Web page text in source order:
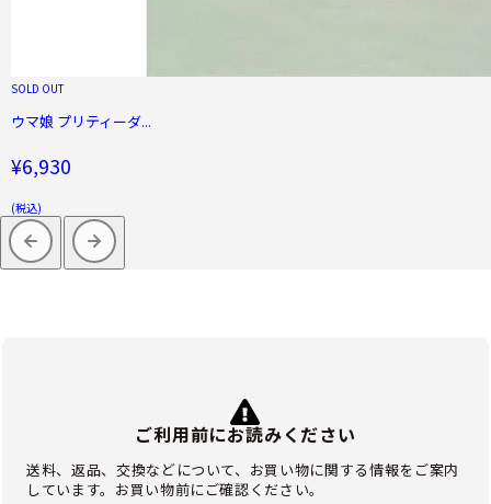
SOLD OUT
ウマ娘 プリティーダ...
¥6,930
(税込)
ご利用前にお読みください
送料、返品、交換などについて、お買い物に関する情報をご案内
しています。お買い物前にご確認ください。